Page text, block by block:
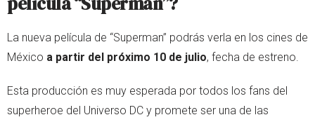
La nueva película de “Superman” podrás verla en los cines de
México a partir del próximo 10 de julio, fecha de estreno.
Esta producción es muy esperada por todos los fans del
superheroe del Universo DC y promete ser una de las